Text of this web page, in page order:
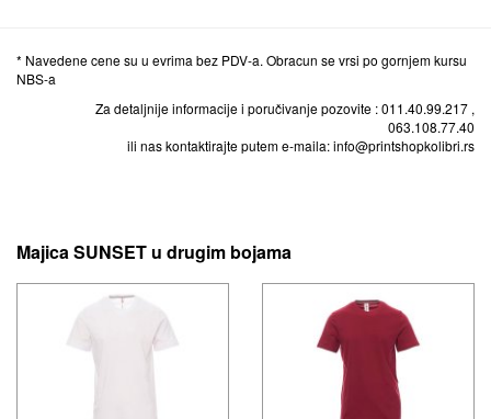
* Navedene cene su u evrima bez PDV-a. Obracun se vrsi po gornjem kursu
NBS-a
Za detaljnije informacije i poručivanje pozovite : 011.40.99.217 ,
063.108.77.40
ili nas kontaktirajte putem e-maila: info@printshopkolibri.rs
Majica SUNSET u drugim bojama